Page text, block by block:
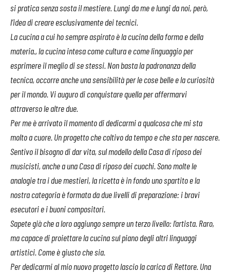
si pratica senza sosta il mestiere. Lungi da me e lungi da noi, però,
l’idea di creare esclusivamente dei tecnici.
La cucina a cui ho sempre aspirato è la cucina della forma e della
materia., la cucina intesa come cultura e come linguaggio per
esprimere il meglio di se stessi. Non basta la padronanza della
tecnica, occorre anche una sensibilità per le cose belle e la curiosità
per il mondo. Vi auguro di conquistare quella per affermarvi
attraverso le altre due.
Per me è arrivato il momento di dedicarmi a qualcosa che mi sta
molto a cuore. Un progetto che coltivo da tempo e che sta per nascere.
Sentivo il bisogno di dar vita, sul modello della Casa di riposo dei
musicisti, anche a una Casa di riposo dei cuochi. Sono molte le
analogie tra i due mestieri, la ricetta è in fondo uno spartito e la
nostra categoria è formata da due livelli di preparazione: i bravi
esecutori e i buoni compositori.
Sapete già che a loro aggiungo sempre un terzo livello: l’artista. Raro,
ma capace di proiettare la cucina sul piano degli altri linguaggi
artistici. Come è giusto che sia.
Per dedicarmi al mio nuovo progetto lascio la carica di Rettore. Una